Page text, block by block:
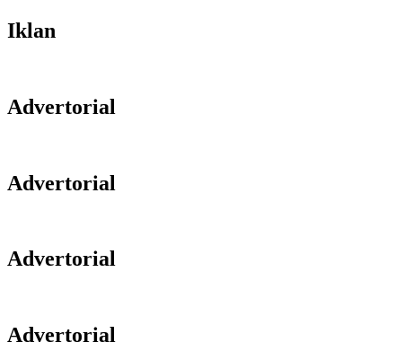
Iklan
Advertorial
Advertorial
Advertorial
Advertorial